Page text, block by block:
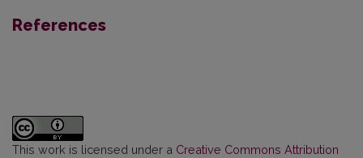
References
This work is licensed under a Creative Commons Attribution